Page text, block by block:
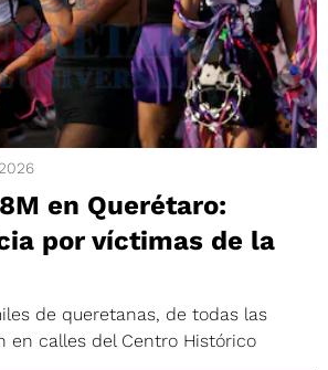
en Querétaro:
por víctimas de la
de queretanas, de todas las
en calles del Centro Histórico